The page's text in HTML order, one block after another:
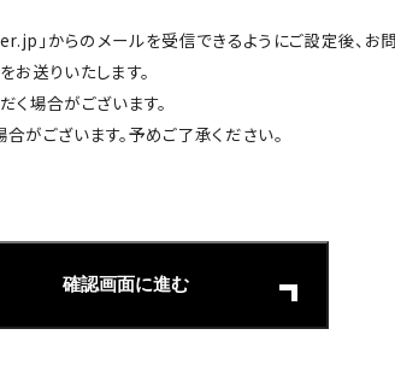
らのメールを受信できるようにご設定後、お問
送りいたします。
場合がございます。
ございます。予めご了承ください。
確認画面に進む